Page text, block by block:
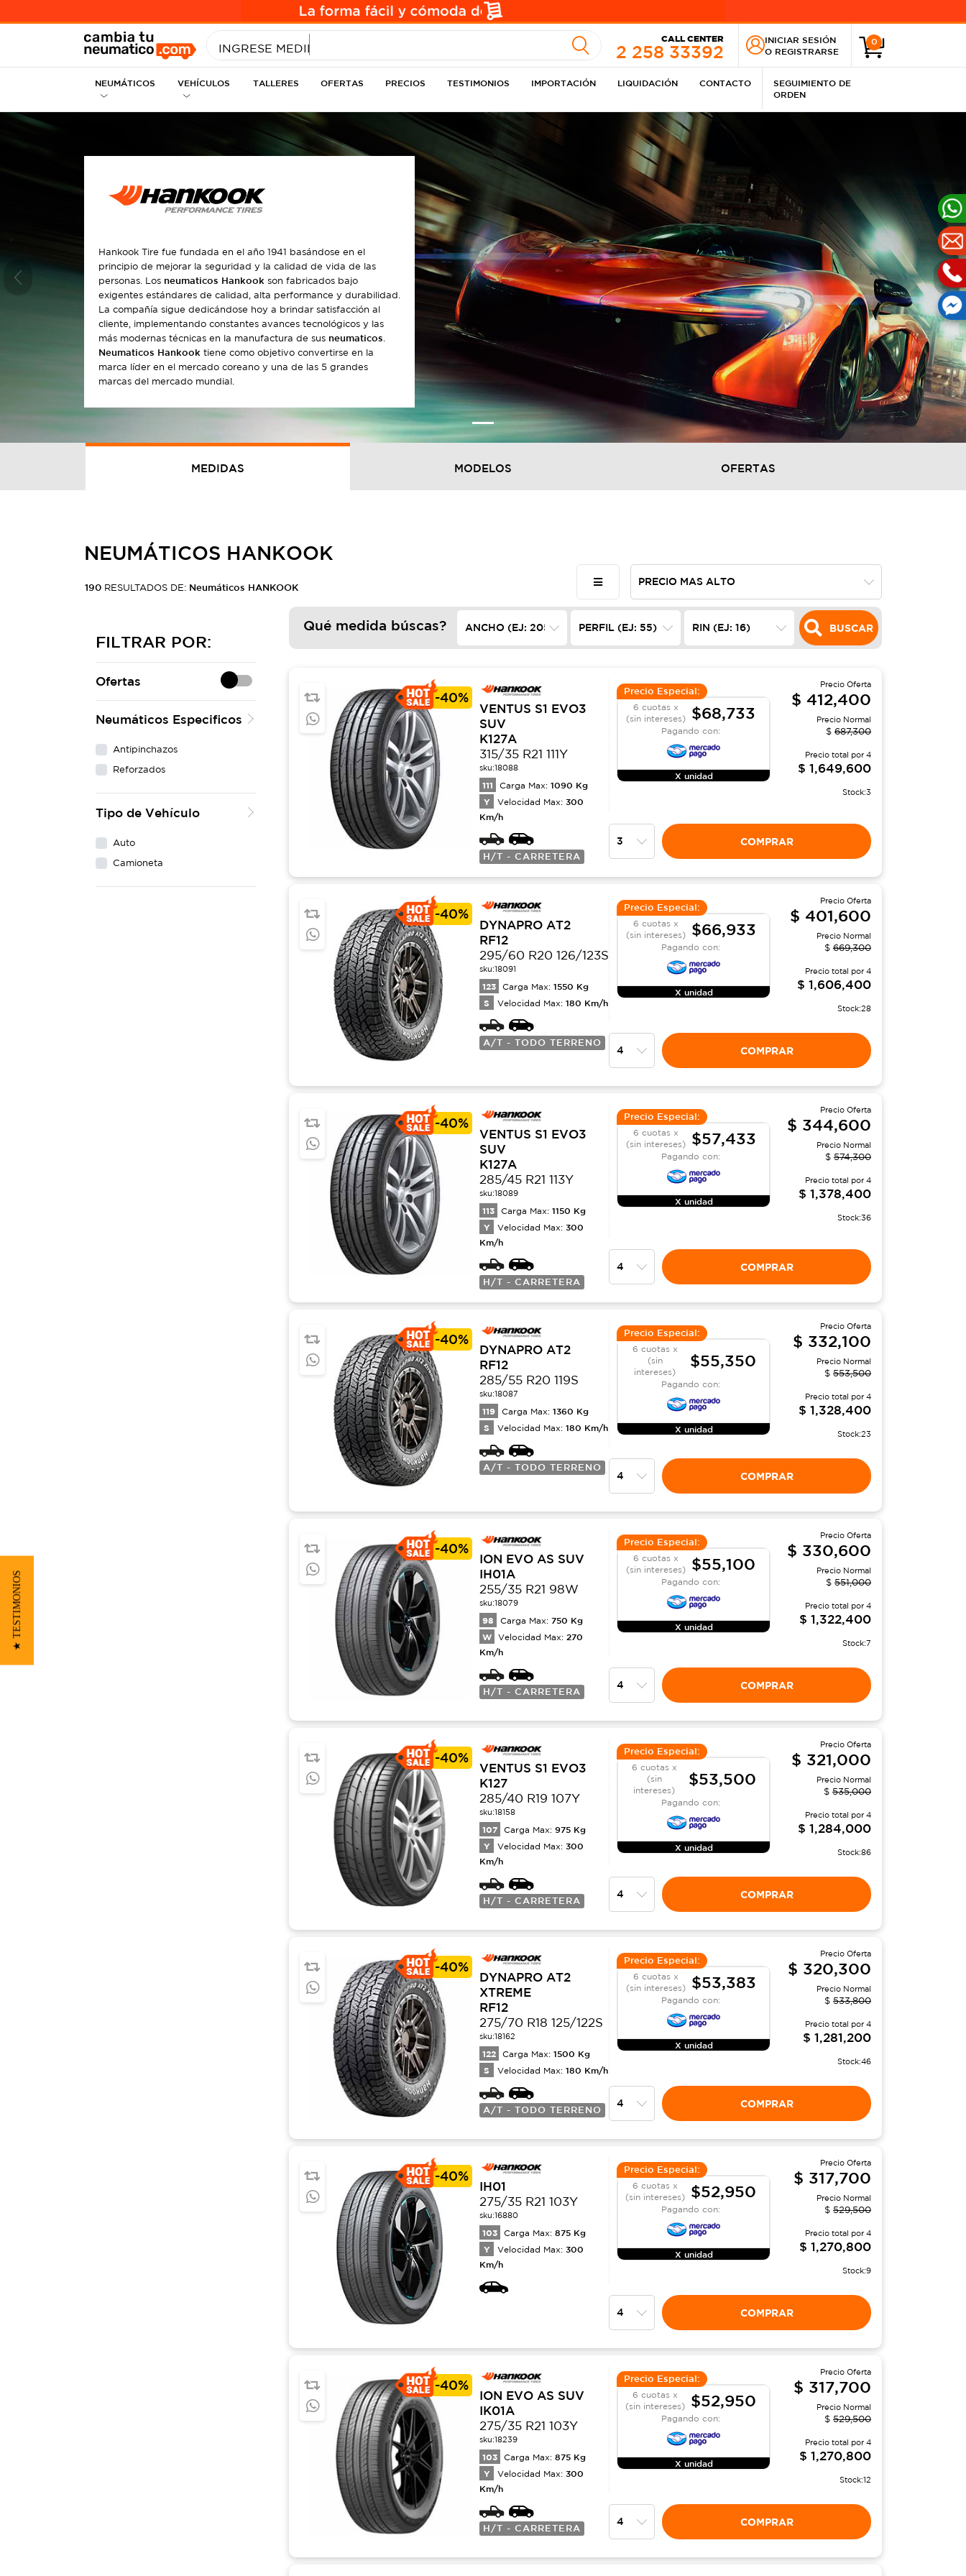
INGRESE MEDIDA
CALL CENTER
2 258 33392
INICIAR SESIÓN
O REGISTRARSE
0
NEUMÁTICOS VEHÍCULOS TALLERES OFERTAS PRECIOS TESTIMONIOS IMPORTACIÓN LIQUIDACIÓN CONTACTO
SEGUIMIENTO DE
ORDEN
Previous
Hankook Tire fue fundada en el año 1941 basándose en el
principio de mejorar la seguridad y la calidad de vida de las
personas. Los neumaticos Hankook son fabricados bajo
exigentes estándares de calidad, alta performance y durabilidad.
La compañía sigue dedicándose hoy a brindar satisfacción al
cliente, implementando constantes avances tecnológicos y las
más modernas técnicas en la manufactura de sus neumaticos.
Neumaticos Hankook tiene como objetivo convertirse en la
marca líder en el mercado coreano y una de las 5 grandes
marcas del mercado mundial.
MEDIDAS MODELOS OFERTAS
NEUMÁTICOS HANKOOK
190 RESULTADOS DE: Neumáticos HANKOOK
FILTRAR POR:
Ofertas
Neumáticos Especificos
Antipinchazos
Reforzados
Tipo de Vehículo
Auto
Camioneta
Qué medida búscas? BUSCAR
-40%
VENTUS S1 EVO3
SUV
K127A
315/35 R21 111Y
sku:18088
111 Carga Max: 1090 Kg
Y Velocidad Max: 300
Km/h
H/T - CARRETERA
Precio Especial:
6 cuotas x
(sin intereses)
$68,733
Pagando con:
X unidad
Precio Oferta
$ 412,400
Precio Normal
$ 687,300
Precio total por4
$ 1,649,600
Stock:3
COMPRAR
-40%
DYNAPRO AT2
RF12
295/60 R20 126/123S
sku:18091
123 Carga Max: 1550 Kg
S Velocidad Max: 180 Km/h
A/T - TODO TERRENO
Precio Especial:
6 cuotas x
(sin intereses)
$66,933
Pagando con:
X unidad
Precio Oferta
$ 401,600
Precio Normal
$ 669,300
Precio total por4
$ 1,606,400
Stock:28
COMPRAR
-40%
VENTUS S1 EVO3
SUV
K127A
285/45 R21 113Y
sku:18089
113 Carga Max: 1150 Kg
Y Velocidad Max: 300
Km/h
H/T - CARRETERA
Precio Especial:
6 cuotas x
(sin intereses)
$57,433
Pagando con:
X unidad
Precio Oferta
$ 344,600
Precio Normal
$ 574,300
Precio total por4
$ 1,378,400
Stock:36
COMPRAR
-40%
DYNAPRO AT2
RF12
285/55 R20 119S
sku:18087
119 Carga Max: 1360 Kg
S Velocidad Max: 180 Km/h
A/T - TODO TERRENO
Precio Especial:
6 cuotas x
(sin
intereses)
$55,350
Pagando con:
X unidad
Precio Oferta
$ 332,100
Precio Normal
$ 553,500
Precio total por4
$ 1,328,400
Stock:23
COMPRAR
-40%
ION EVO AS SUV
IH01A
255/35 R21 98W
sku:18079
98 Carga Max: 750 Kg
W Velocidad Max: 270
Km/h
H/T - CARRETERA
Precio Especial:
6 cuotas x
(sin intereses)
$55,100
Pagando con:
X unidad
Precio Oferta
$ 330,600
Precio Normal
$ 551,000
Precio total por4
$ 1,322,400
Stock:7
COMPRAR
-40%
VENTUS S1 EVO3
K127
285/40 R19 107Y
sku:18158
107 Carga Max: 975 Kg
Y Velocidad Max: 300
Km/h
H/T - CARRETERA
Precio Especial:
6 cuotas x
(sin
intereses)
$53,500
Pagando con:
X unidad
Precio Oferta
$ 321,000
Precio Normal
$ 535,000
Precio total por4
$ 1,284,000
Stock:86
COMPRAR
-40%
DYNAPRO AT2
XTREME
RF12
275/70 R18 125/122S
sku:18162
122 Carga Max: 1500 Kg
S Velocidad Max: 180 Km/h
A/T - TODO TERRENO
Precio Especial:
6 cuotas x
(sin intereses)
$53,383
Pagando con:
X unidad
Precio Oferta
$ 320,300
Precio Normal
$ 533,800
Precio total por4
$ 1,281,200
Stock:46
COMPRAR
-40%
IH01
275/35 R21 103Y
sku:16880
103 Carga Max: 875 Kg
Y Velocidad Max: 300
Km/h
Precio Especial:
6 cuotas x
(sin intereses)
$52,950
Pagando con:
X unidad
Precio Oferta
$ 317,700
Precio Normal
$ 529,500
Precio total por4
$ 1,270,800
Stock:9
COMPRAR
-40%
ION EVO AS SUV
IK01A
275/35 R21 103Y
sku:18239
103 Carga Max: 875 Kg
Y Velocidad Max: 300
Km/h
H/T - CARRETERA
Precio Especial:
6 cuotas x
(sin intereses)
$52,950
Pagando con:
X unidad
Precio Oferta
$ 317,700
Precio Normal
$ 529,500
Precio total por4
$ 1,270,800
Stock:12
COMPRAR
★ TESTIMONIOS